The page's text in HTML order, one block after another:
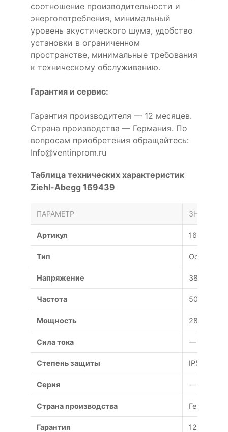
соотношение производительности и
энергопотребления, минимальный
уровень акустического шума, удобство
установки в ограниченном
пространстве, минимальные требования
к техническому обслуживанию.
Гарантия и сервис:
Гарантия производителя — 12 месяцев.
Страна производства — Германия. По
вопросам приобретения обращайтесь:
Info@ventinprom.ru
Таблица технических характеристик
Ziehl-Abegg 169439
ПАРАМЕТР ЗНАЧЕНИЕ
Артикул 169439
Тип Осевой
Напряжение 380 В
Частота 50 Гц
Мощность 2800 Вт
Сила тока — А
Степень защиты IP54
Серия —
Страна производства Германия
Гарантия 12